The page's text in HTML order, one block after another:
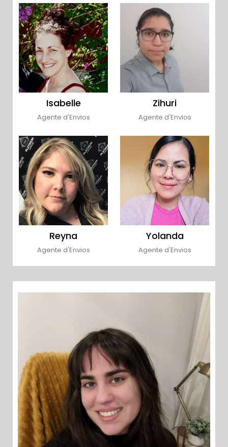
Isabelle
Agente d'Envios
Zihuri
Agente d'Envios
Reyna
Agente d'Envios
Yolanda
Agente d'Envios